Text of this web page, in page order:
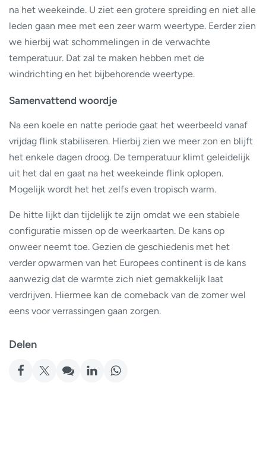
na het weekeinde. U ziet een grotere spreiding en niet alle
leden gaan mee met een zeer warm weertype. Eerder zien
we hierbij wat schommelingen in de verwachte
temperatuur. Dat zal te maken hebben met de
windrichting en het bijbehorende weertype.
Samenvattend woordje
Na een koele en natte periode gaat het weerbeeld vanaf
vrijdag flink stabiliseren. Hierbij zien we meer zon en blijft
het enkele dagen droog. De temperatuur klimt geleidelijk
uit het dal en gaat na het weekeinde flink oplopen.
Mogelijk wordt het het zelfs even tropisch warm.
De hitte lijkt dan tijdelijk te zijn omdat we een stabiele
configuratie missen op de weerkaarten. De kans op
onweer neemt toe. Gezien de geschiedenis met het
verder opwarmen van het Europees continent is de kans
aanwezig dat de warmte zich niet gemakkelijk laat
verdrijven. Hiermee kan de comeback van de zomer wel
eens voor verrassingen gaan zorgen.
Delen